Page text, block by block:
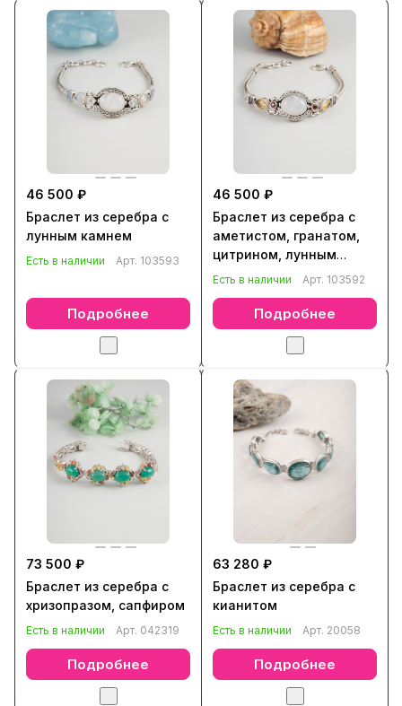
46 500 ₽
Браслет из серебра с
лунным камнем
Есть в наличии Арт. 103593
Подробнее
46 500 ₽
Браслет из серебра с
аметистом, гранатом,
цитрином, лунным
камнем
Есть в наличии Арт. 103592
Подробнее
73 500 ₽
Браслет из серебра с
хризопразом, сапфиром
Есть в наличии Арт. 042319
Подробнее
63 280 ₽
Браслет из серебра с
кианитом
Есть в наличии Арт. 20058
Подробнее